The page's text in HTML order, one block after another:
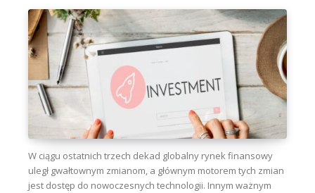
W ciągu ostatnich trzech dekad globalny rynek finansowy
uległ gwałtownym zmianom, a głównym motorem tych zmian
jest dostęp do nowoczesnych technologii. Innym ważnym